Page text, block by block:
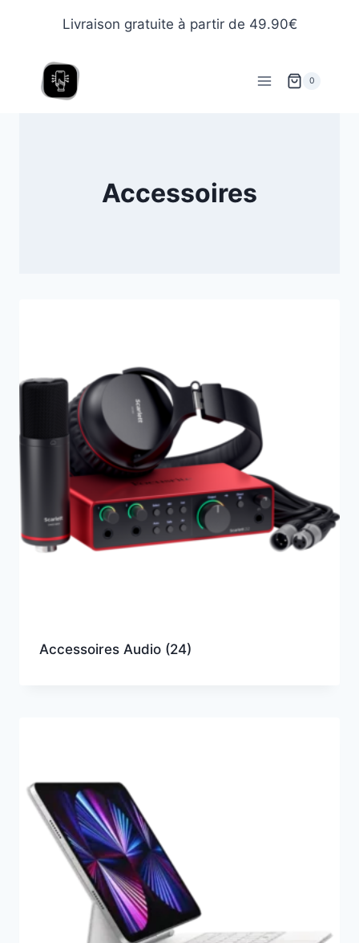
Livraison gratuite à partir de 49.90€
0
Accessoires
Accessoires Audio (24)